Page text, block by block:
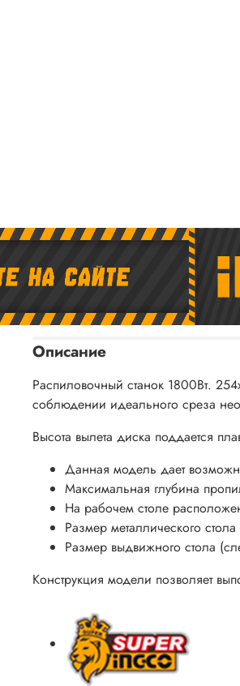
Описание
Распиловочный станок 1800Вт.
соблюдении идеального среза
Высота вылета диска поддается
Данная модель дает
Максимальная глубина
На рабочем столе
Размер металлического
Размер выдвижного стола
Конструкция модели позволяет